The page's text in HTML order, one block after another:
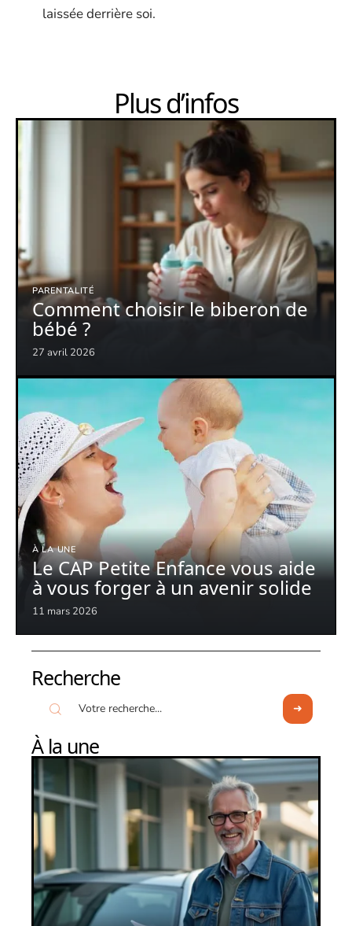
laissée derrière soi.
Plus d’infos
PARENTALITÉ
Comment choisir le biberon de
bébé ?
27 avril 2026
À LA UNE
Le CAP Petite Enfance vous aide
à vous forger à un avenir solide
11 mars 2026
Recherche
À la une